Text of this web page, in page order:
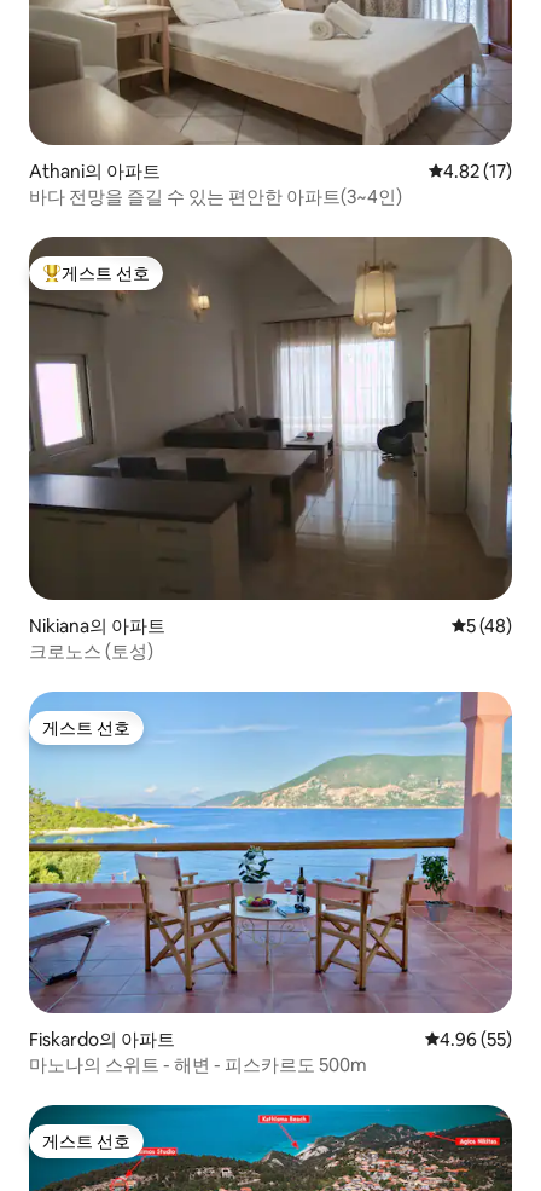
Athani의 아파트 평점 4.82점
4.82 (17)
바다 전망을 즐길 수 있는 편안한 아파트(3~4인)
상위 게스트 선호
게스트 선호
Nikiana의 아파트 평점 5점(5
5 (48)
크로노스 (토성)
게스트 선호
게스트 선호
Fiskardo의 아파트 평점 4.96점(5
4.96 (55)
마노나의 스위트 - 해변 - 피스카르도 500m
게스트 선호
게스트 선호